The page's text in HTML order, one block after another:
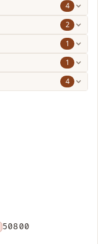
4
2
1
1
4
50800